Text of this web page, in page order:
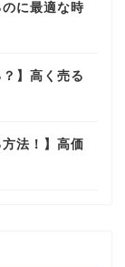
のに最適な時
】高く売る
方法！】高価